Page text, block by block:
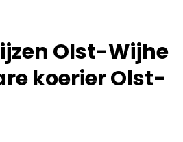
Olst-Wijhe
koerier Olst-